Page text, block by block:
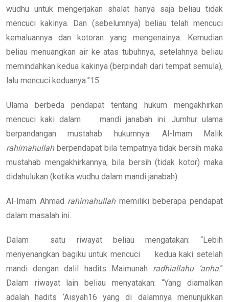
wudhu untuk mengerjakan shalat hanya saja beliau tidak
mencuci kakinya. Dan (sebelumnya) beliau telah mencuci
kemaluannya dan kotoran yang mengenainya. Kemudian
beliau menuangkan air ke atas tubuhnya, setelahnya beliau
memindahkan kedua kakinya (berpindah dari tempat semula),
lalu mencuci keduanya.”15
Ulama berbeda pendapat tentang hukum mengakhirkan
mencuci kaki dalam mandi janabah ini. Jumhur ulama
berpandangan mustahab hukumnya. Al-Imam Malik
rahimahullahberpendapat bila tempatnya tidak bersih maka
mustahab mengakhirkannya, bila bersih (tidak kotor) maka
didahulukan (ketika wudhu dalam mandi janabah).
Al-Imam Ahmad rahimahullahmemiliki beberapa pendapat
dalam masalah ini.
Dalam satu riwayat beliau mengatakan: “Lebih
menyenangkan bagiku untuk mencuci kedua kaki setelah
mandi dengan dalil hadits Maimunah radhiallahu ‘anha.”
Dalam riwayat lain beliau menyatakan: “Yang diamalkan
adalah hadits ‘Aisyah16 yang di dalamnya menunjukkan